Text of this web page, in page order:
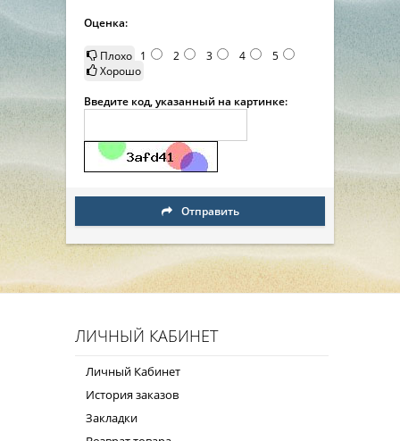
Оценка:
Плохо 1 2 3 4
5
Хорошо
Введите код, указанный на картинке:
Отправить
ЛИЧНЫЙ КАБИНЕТ
Личный Кабинет
История заказов
Закладки